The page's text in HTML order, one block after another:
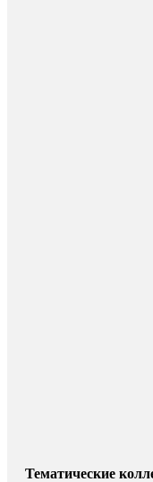
Тематические